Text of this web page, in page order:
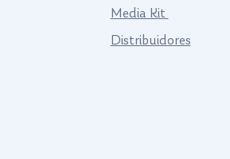
Media Kit
Distribuidores